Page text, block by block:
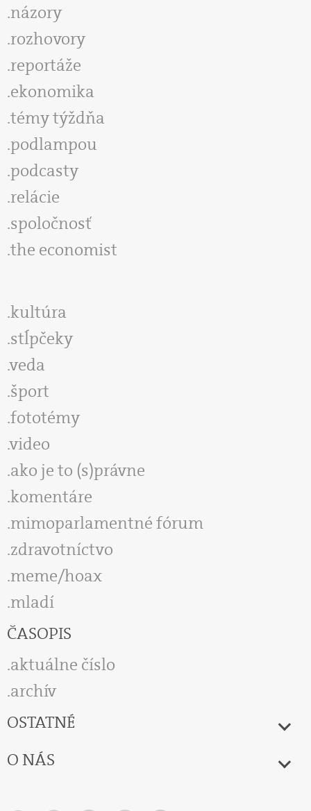
názory
rozhovory
reportáže
ekonomika
témy týždňa
podlampou
podcasty
relácie
spoločnosť
the economist
kultúra
stĺpčeky
veda
šport
fototémy
video
ako je to (s)právne
komentáre
mimoparlamentné fórum
zdravotníctvo
meme/hoax
mladí
ČASOPIS
aktuálne číslo
archív
OSTATNÉ
O NÁS